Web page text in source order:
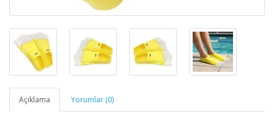
Açıklama Yorumlar (0)